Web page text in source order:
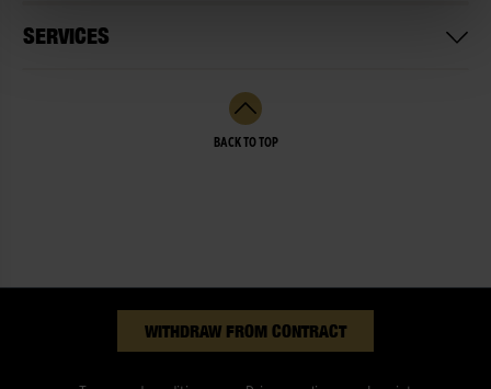
SERVICES
BACK TO TOP
WITHDRAW FROM CONTRACT